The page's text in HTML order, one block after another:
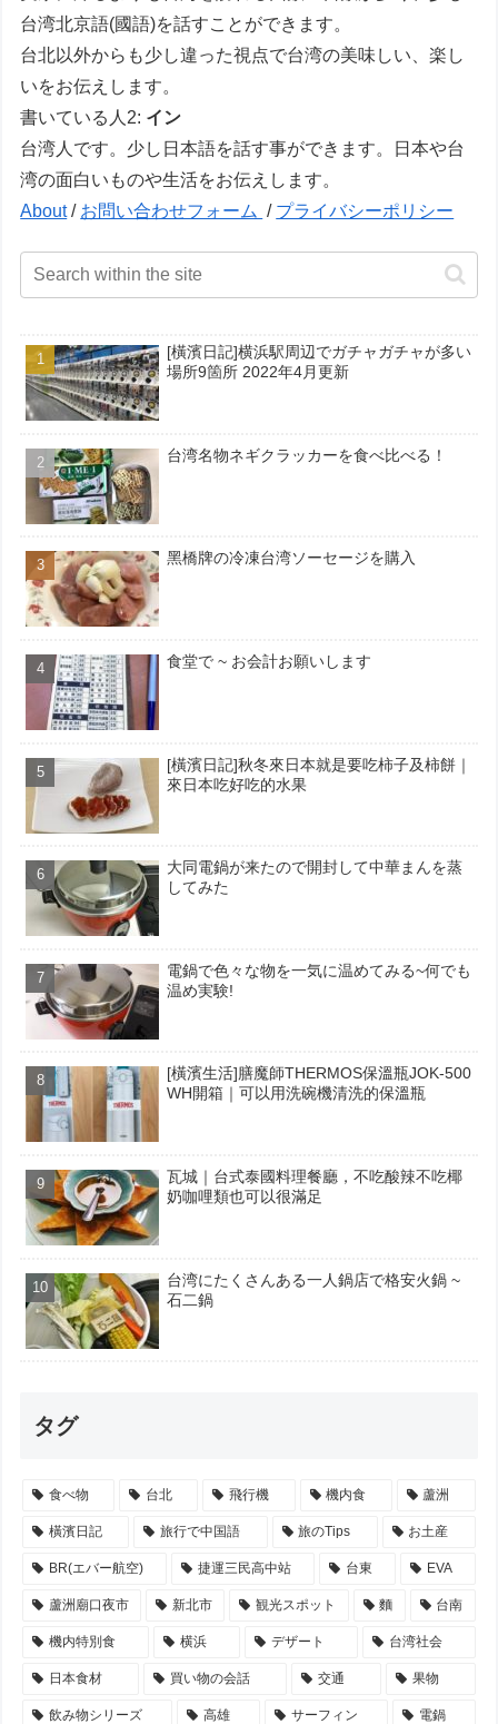
台湾北京語(國語)を話すことができます。
台北以外からも少し違った視点で台湾の美味しい、楽し
いをお伝えします。
書いている人2: イン
台湾人です。少し日本語を話す事ができます。日本や台
湾の面白いものや生活をお伝えします。
About/ お問い合わせフォーム / プライバシーポリシー
[橫濱日記]横浜駅周辺でガチャガチャが多い
場所9箇所 2022年4月更新
台湾名物ネギクラッカーを食べ比べる！
黑橋牌の冷凍台湾ソーセージを購入
食堂で ~ お会計お願いします
[橫濱日記]秋冬來日本就是要吃柿子及柿餅｜
來日本吃好吃的水果
大同電鍋が来たので開封して中華まんを蒸
してみた
電鍋で色々な物を一気に温めてみる~何でも
温め実験!
[橫濱生活]膳魔師THERMOS保溫瓶JOK-500
WH開箱｜可以用洗碗機清洗的保溫瓶
瓦城｜台式泰國料理餐廳，不吃酸辣不吃椰
奶咖哩類也可以很滿足
台湾にたくさんある一人鍋店で格安火鍋 ~
石二鍋
タグ
食べ物 台北 飛行機 機内食 蘆洲
橫濱日記 旅行で中国語 旅のTips お土産
BR(エバー航空) 捷運三民高中站 台東 EVA
蘆洲廟口夜市 新北市 観光スポット 麵 台南
機内特別食 横浜 デザート 台湾社会
日本食材 買い物の会話 交通 果物
飲み物シリーズ 高雄 サーフィン 電鍋